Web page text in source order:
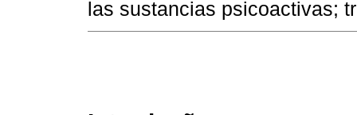
las sustancias psicoactivas;